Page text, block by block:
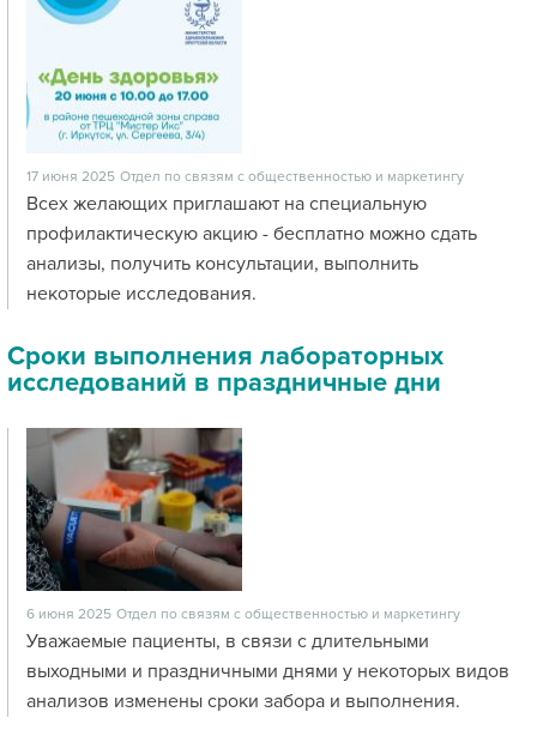
17 июня 2025 Отдел по связям с общественностью и маркетингу
Всех желающих приглашают на специальную
профилактическую акцию - бесплатно можно сдать
анализы, получить консультации, выполнить
некоторые исследования.
Сроки выполнения лабораторных
исследований в праздничные дни
6 июня 2025 Отдел по связям с общественностью и маркетингу
Уважаемые пациенты, в связи с длительными
выходными и праздничными днями у некоторых видов
анализов изменены сроки забора и выполнения.